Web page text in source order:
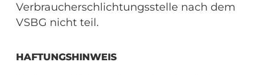
Verbraucherschlichtungsstelle nach dem
VSBG nicht teil.
HAFTUNGSHINWEIS